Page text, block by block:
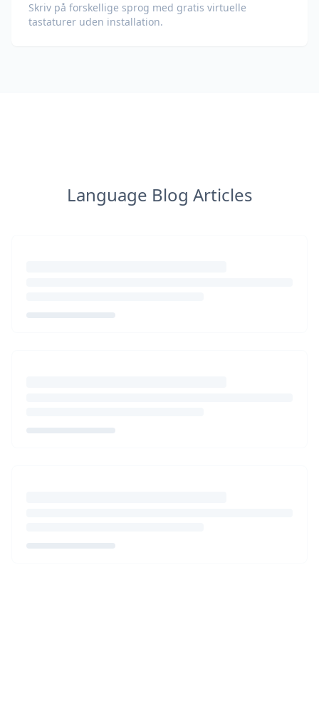
Skriv på forskellige sprog med gratis virtuelle
tastaturer uden installation.
Language Blog Articles